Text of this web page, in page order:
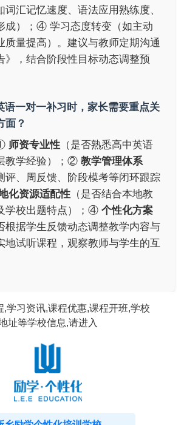
词汇记忆速度、语法应用熟练度、
成）；④ 学习态度转变（如主动
质量提高）。建议与教师定期沟通
》，结合阶段性目标动态调整预
语一对一补习时，家长需要重点关
面？
师资专业性 （是否熟悉高中英语
教学经验）；② 教学管理体系
评、周反馈、阶段模考等闭环跟踪
化资源适配性 （是否结合本地教
学校出题特点）；④ 个性化方案
根据学生反馈动态调整教学内容与
地试听课程，观察教师与学生的互
,学习资讯,课程优惠,课程开班,学校
址等学校信息,请进入